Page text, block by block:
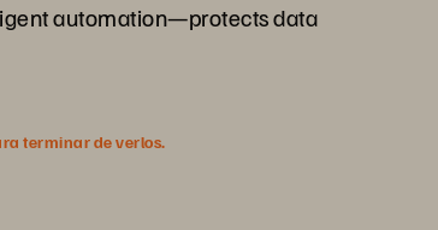
automation—protects data
terminar de verlos.